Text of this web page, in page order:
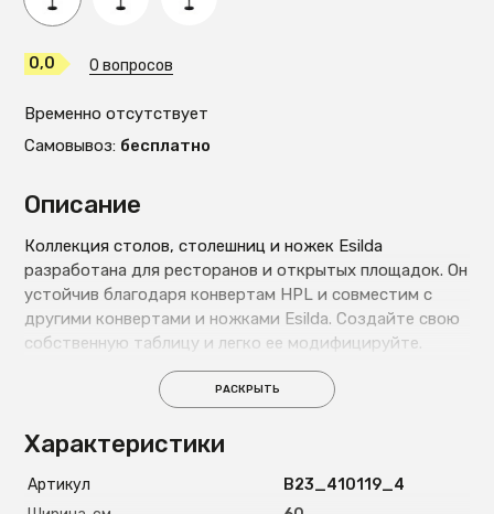
Описание
Коллекция столов, столешниц и ножек Esilda
разработана для ресторанов и открытых площадок. Он
устойчив благодаря конвертам HPL и совместим с
другими конвертами и ножками Esilda. Создайте свою
собственную таблицу и легко ее модифицируйте.
РАСКРЫТЬ
Характеристики
Артикул
B23_410119_4
0,0 0 вопросов
Временно отсутствует
Самовывоз: бесплатно